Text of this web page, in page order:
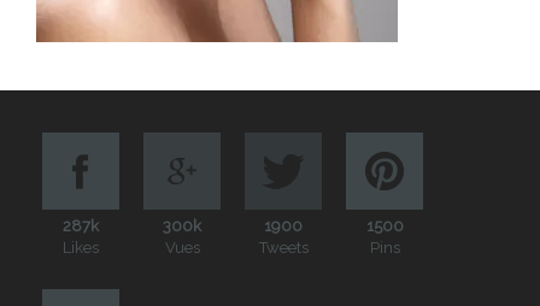
287k
Likes
300k
Vues
1900
Tweets
1500
Pins